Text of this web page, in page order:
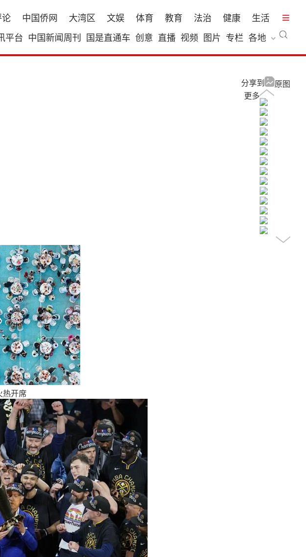
论 中国侨网 大湾区 文娱 体育 教育 法治 健康
生活
平台 中国新闻周刊 国是直通车 创意 直播 视频 图片 专栏 各地
原图
分享到
更多
热开席